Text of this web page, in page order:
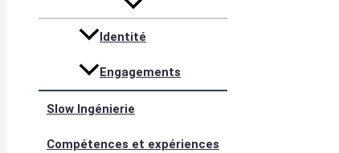
Identité
Engagements
Slow Ingénierie
Compétences et expériences